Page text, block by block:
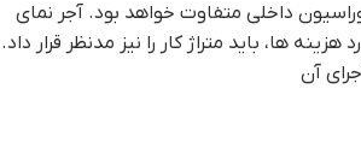
داخلی متفاوت خواهد بود. آجر نمای
ها، باید متراژ کار را نیز مدنظر قرار داد.
آن